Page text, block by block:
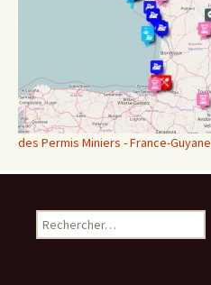
des Permis Miniers - France-
Rechercher :